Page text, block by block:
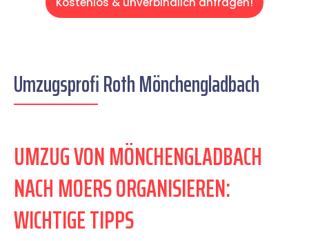
Umzugsprofi Roth Mönchengladbach
UMZUG VON MÖNCHENGLADBACH
NACH MOERS ORGANISIEREN:
WICHTIGE TIPPS